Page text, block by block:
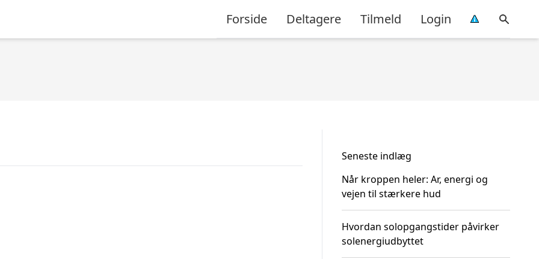
Forside Deltagere Tilmeld Login
Seneste indlæg
Når kroppen heler: Ar, energi og
vejen til stærkere hud
Hvordan solopgangstider påvirker
solenergiudbyttet